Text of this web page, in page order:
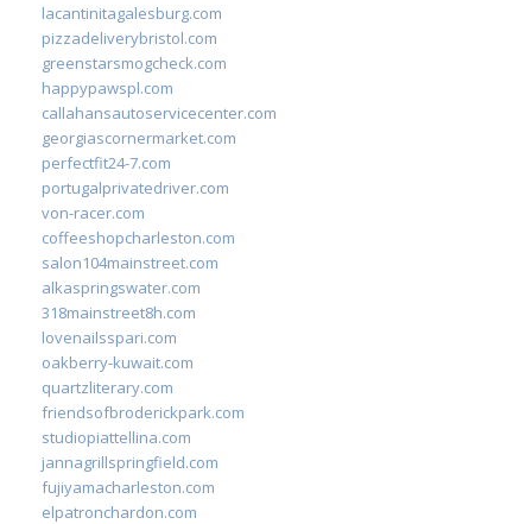
lacantinitagalesburg.com
pizzadeliverybristol.com
greenstarsmogcheck.com
happypawspl.com
callahansautoservicecenter.com
georgiascornermarket.com
perfectfit24-7.com
portugalprivatedriver.com
von-racer.com
coffeeshopcharleston.com
salon104mainstreet.com
alkaspringswater.com
318mainstreet8h.com
lovenailsspari.com
oakberry-kuwait.com
quartzliterary.com
friendsofbroderickpark.com
studiopiattellina.com
jannagrillspringfield.com
fujiyamacharleston.com
elpatronchardon.com